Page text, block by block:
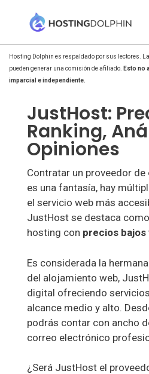
Hosting Dolphin es respaldado por sus lectores.
pueden generar una comisión de afiliado.
Esto no
imparcial e independiente.
JustHost:
Ranking,
Opiniones
Contratar un proveedor
es una fantasía, hay
el servicio web más
JustHost se destaca
hosting con precios bajos
Es considerada la
del alojamiento web,
digital ofreciendo
alcance medio y alto.
podrás contar con ancho
correo electrónico
¿Será JustHost el